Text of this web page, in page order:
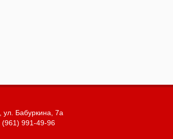
ул. Бабуркина, 7а
991-49-96